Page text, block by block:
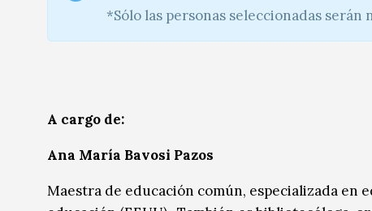
*Sólo las personas seleccionadas serán
A cargo de:
Ana María Bavosi Pazos
Maestra de educación común, especializada en